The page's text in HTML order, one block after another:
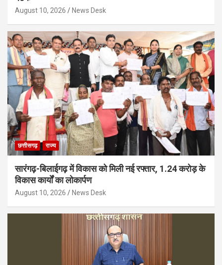
August 10, 2026 News Desk
छत्तीसगढ़ राज्य
सारंगढ़-बिलाईगढ़ में विकास को मिली नई रफ्तार, 1.24 करोड़ के
विकास कार्यों का लोकार्पण
August 10, 2026 News Desk